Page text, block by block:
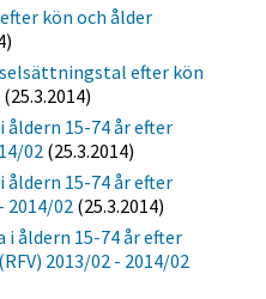
kön och ålder
efter kön
(25.3.2014)
åldern 15-74 år efter
02 (25.3.2014)
åldern 15-74 år efter
2014/02 (25.3.2014)
i åldern 15-74 år efter
2013/02 - 2014/02